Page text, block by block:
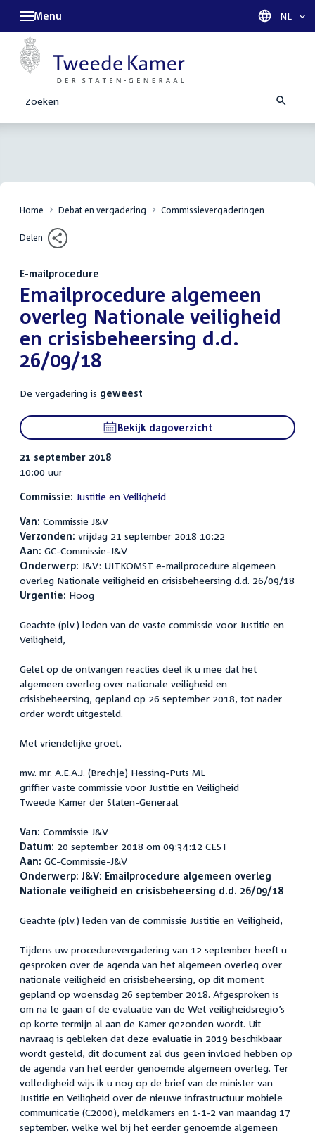
Zoeken
Menu Taal
NL
Home Debat en vergadering Commissievergaderingen
Delen
E-mailprocedure
:Emailprocedure algemeen
overleg Nationale veiligheid
en crisisbeheersing d.d.
26/09/18
De vergadering is geweest
Bekijk dagoverzicht
21 september 2018
10:00 uur
Commissie: Justitie en Veiligheid
Van: Commissie J&V
Verzonden: vrijdag 21 september 2018 10:22
Aan: GC-Commissie-J&V
Onderwerp: J&V: UITKOMST e-mailprocedure algemeen
overleg Nationale veiligheid en crisisbeheersing d.d. 26/09/18
Urgentie: Hoog
Geachte (plv.) leden van de vaste commissie voor Justitie en
Veiligheid,
Gelet op de ontvangen reacties deel ik u mee dat het
algemeen overleg over nationale veiligheid en
crisisbeheersing, gepland op 26 september 2018, tot nader
order wordt uitgesteld.
Met vriendelijke groet,
mw. mr. A.E.A.J. (Brechje) Hessing-Puts ML
griffier vaste commissie voor Justitie en Veiligheid
Tweede Kamer der Staten-Generaal
Van: Commissie J&V
Datum: 20 september 2018 om 09:34:12 CEST
Aan: GC-Commissie-J&V
Onderwerp: J&V: Emailprocedure algemeen overleg
Nationale veiligheid en crisisbeheersing d.d. 26/09/18
Geachte (plv.) leden van de commissie Justitie en Veiligheid,
Tijdens uw procedurevergadering van 12 september heeft u
gesproken over de agenda van het algemeen overleg over
nationale veiligheid en crisisbeheersing, op dit moment
gepland op woensdag 26 september 2018. Afgesproken is
om na te gaan of de evaluatie van de Wet veiligheidsregio’s
op korte termijn al aan de Kamer gezonden wordt. Uit
navraag is gebleken dat deze evaluatie in 2019 beschikbaar
wordt gesteld, dit document zal dus geen invloed hebben op
de agenda van het eerder genoemde algemeen overleg. Ter
volledigheid wijs ik u nog op de brief van de minister van
Justitie en Veiligheid over de nieuwe infrastructuur mobiele
communicatie (C2000), meldkamers en 1-1-2 van maandag 17
september, welke wel bij het eerder genoemde algemeen